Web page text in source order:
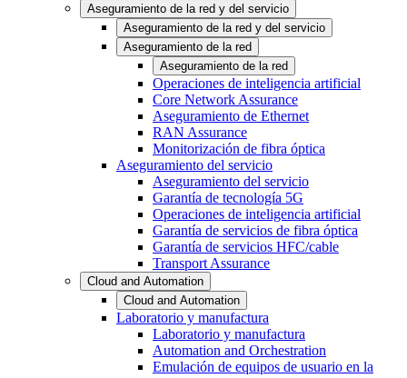
Aseguramiento de la red y del servicio
Aseguramiento de la red y del servicio
Aseguramiento de la red
Aseguramiento de la red
Operaciones de inteligencia artificial
Core Network Assurance
Aseguramiento de Ethernet
RAN Assurance
Monitorización de fibra óptica
Aseguramiento del servicio
Aseguramiento del servicio
Garantía de tecnología 5G
Operaciones de inteligencia artificial
Garantía de servicios de fibra óptica
Garantía de servicios HFC/cable
Transport Assurance
Cloud and Automation
Cloud and Automation
Laboratorio y manufactura
Laboratorio y manufactura
Automation and Orchestration
Emulación de equipos de usuario en la